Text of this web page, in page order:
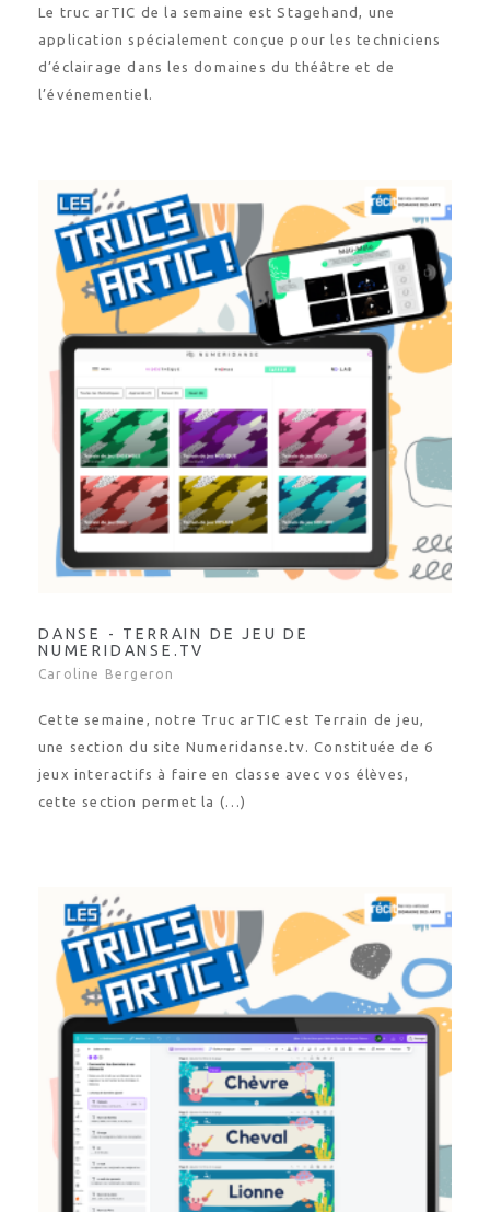
Le truc arTIC de la semaine est Stagehand, une
application spécialement conçue pour les techniciens
d’éclairage dans les domaines du théâtre et de
l’événementiel.
DANSE - TERRAIN DE JEU DE
NUMERIDANSE.TV
Caroline Bergeron
Cette semaine, notre Truc arTIC est Terrain de jeu,
une section du site Numeridanse.tv. Constituée de 6
jeux interactifs à faire en classe avec vos élèves,
cette section permet la (…)